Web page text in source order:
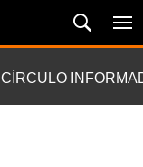
CÍRCULO